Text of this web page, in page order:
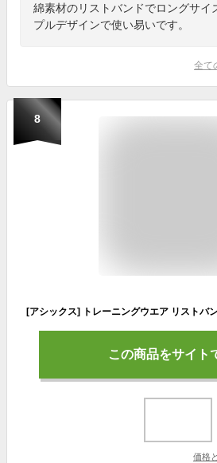
綿素材のリストバンドでロングサイ
プルデザインで使い易いです。
全て
8
この商品をサイト
価格